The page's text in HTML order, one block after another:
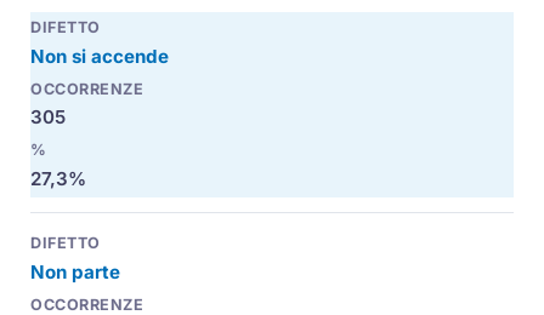
Non si accende
305
27,3%
Non parte